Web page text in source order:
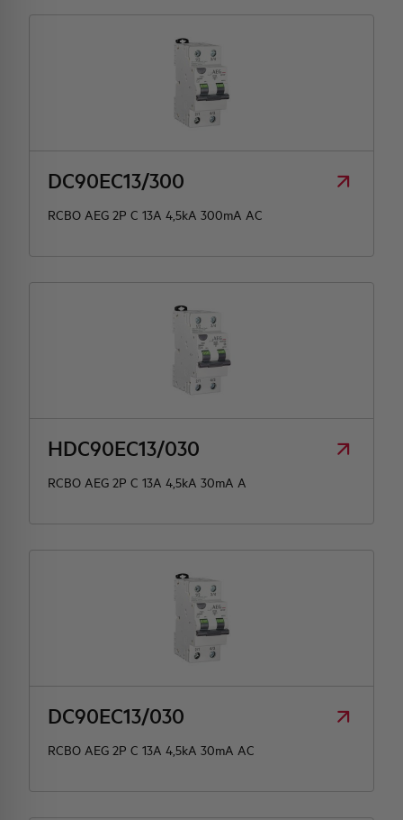
DC90EC13/300
RCBO AEG 2P C 13A 4,5kA 300mA AC
HDC90EC13/030
RCBO AEG 2P C 13A 4,5kA 30mA A
DC90EC13/030
RCBO AEG 2P C 13A 4,5kA 30mA AC